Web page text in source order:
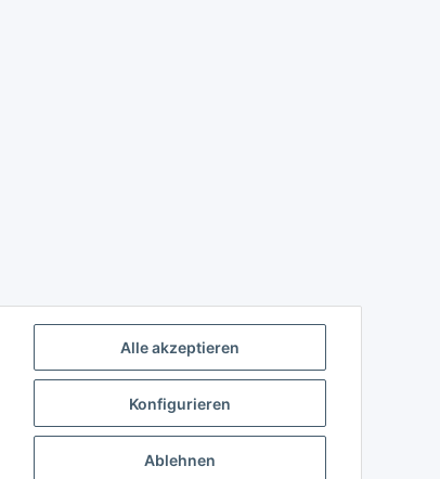
Alle akzeptieren
Konfigurieren
Ablehnen